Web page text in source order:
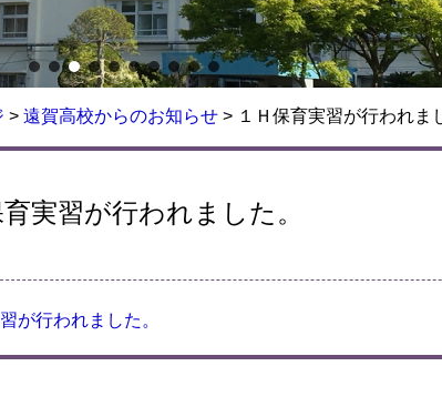
> 遠賀高校からのお知らせ > １Ｈ保育実習が行われま
育実習が行われました。
が行われました。